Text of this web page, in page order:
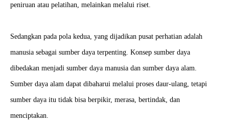
peniruan atau pelatihan, melainkan melalui riset.
Sedangkan pada pola kedua, yang dijadikan pusat perhatian adalah
manusia sebagai sumber daya terpenting. Konsep sumber daya
dibedakan menjadi sumber daya manusia dan sumber daya alam.
Sumber daya alam dapat dibaharui melalui proses daur-ulang, tetapi
sumber daya itu tidak bisa berpikir, merasa, bertindak, dan
menciptakan.